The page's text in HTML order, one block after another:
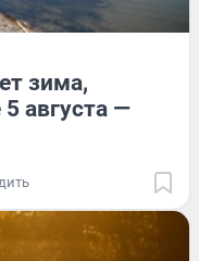
зима,
августа —